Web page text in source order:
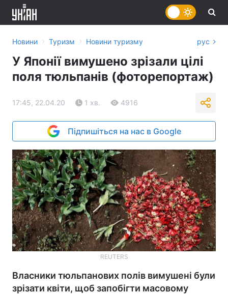
Новини › Туризм › Новини туризму рус
У Японії вимушено зрізали цілі
поля тюльпанів (фоторепортаж)
17:45, 22.04.20 1 хв. 4916
Підпишіться на нас в Google
REUTERS
Власники тюльпанових полів вимушені були
зрізати квіти, щоб запобігти масовому